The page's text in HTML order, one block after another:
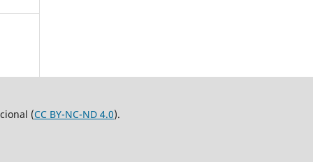
(CC BY-NC-ND 4.0).